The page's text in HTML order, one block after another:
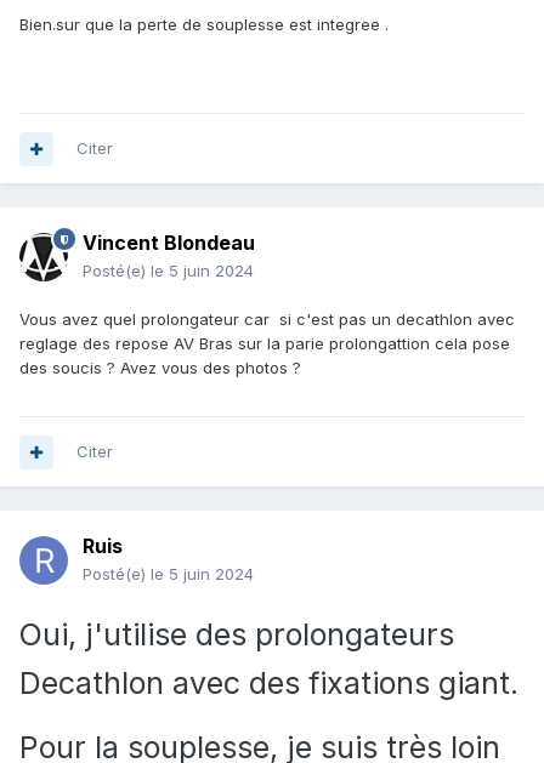
Bien.sur que la perte de souplesse est integree .
Citer
Vincent Blondeau
Posté(e) le 5 juin 2024
Vous avez quel prolongateur car si c'est pas un decathlon avec
reglage des repose AV Bras sur la parie prolongattion cela pose
des soucis ? Avez vous des photos ?
Citer
Ruis
Posté(e) le 5 juin 2024
Oui, j'utilise des prolongateurs
Decathlon avec des fixations giant.
Pour la souplesse, je suis très loin